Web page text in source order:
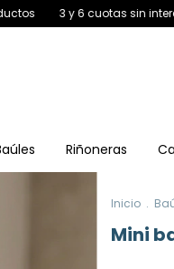
sin interés. 15% off por
Riñoneras
Inicio .
Mini